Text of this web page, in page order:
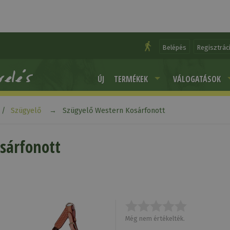
Belépés
ÚJ TERMÉKEK VÁLOGATÁSOK
Szügyelő Szügyelő Western Kosárfonott
Még nem értékelték.